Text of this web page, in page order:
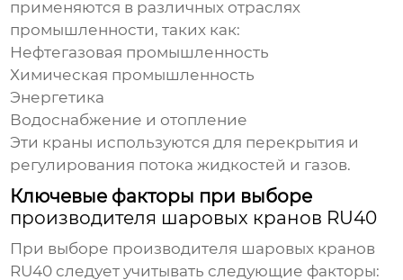
применяются в различных отраслях
промышленности, таких как:
Нефтегазовая промышленность
Химическая промышленность
Энергетика
Водоснабжение и отопление
Эти краны используются для перекрытия и
регулирования потока жидкостей и газов.
Ключевые факторы при выборе
производителя шаровых кранов RU40
При выборе производителя шаровых кранов
RU40 следует учитывать следующие факторы: